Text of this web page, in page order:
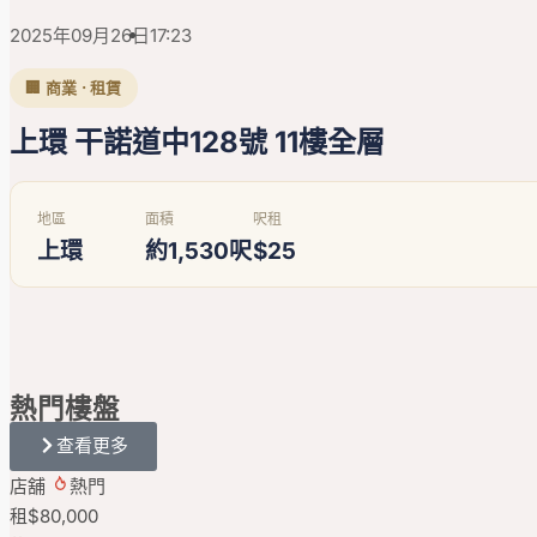
2025年09月26日17:23
🏢 商業 · 租賃
上環 干諾道中128號 11樓全層
地區
上環
面積
約1,530呎
呎租
$25
熱門樓盤
查看更多
店舖
熱門
租$80,000